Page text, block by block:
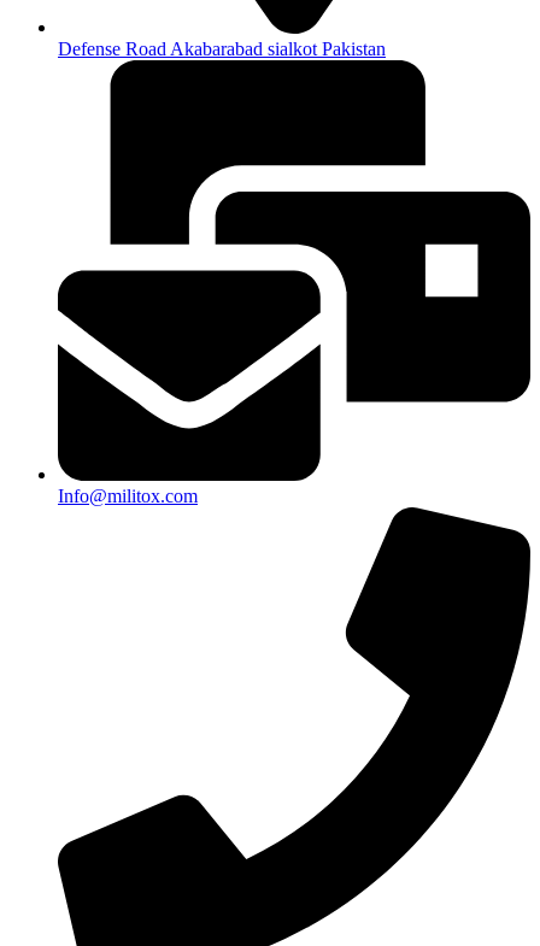
Defense Road Akabarabad sialkot Pakistan
Info@militox.com